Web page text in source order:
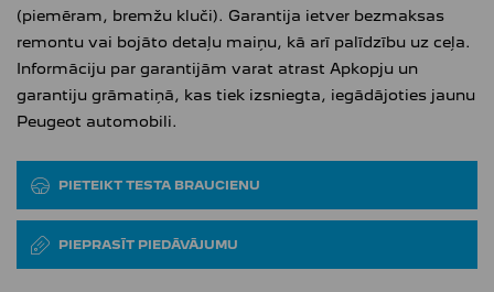
(piemēram, bremžu kluči). Garantija ietver bezmaksas
remontu vai bojāto detaļu maiņu, kā arī palīdzību uz ceļa.
Informāciju par garantijām varat atrast Apkopju un
garantiju grāmatiņā, kas tiek izsniegta, iegādājoties jaunu
Peugeot automobili.
PIETEIKT TESTA BRAUCIENU
PIEPRASĪT PIEDĀVĀJUMU